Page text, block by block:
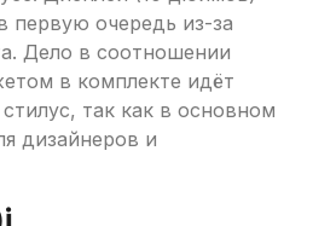
первую очередь из-за
Дело в соотношении
в комплекте идёт
так как в основном
дизайнеров и